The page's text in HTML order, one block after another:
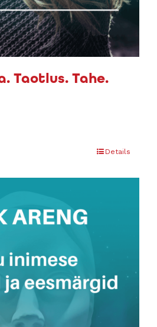
Taotlus. Tahe.
Details